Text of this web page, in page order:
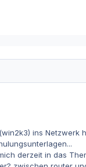
ins Netzwerk
derzeit in das